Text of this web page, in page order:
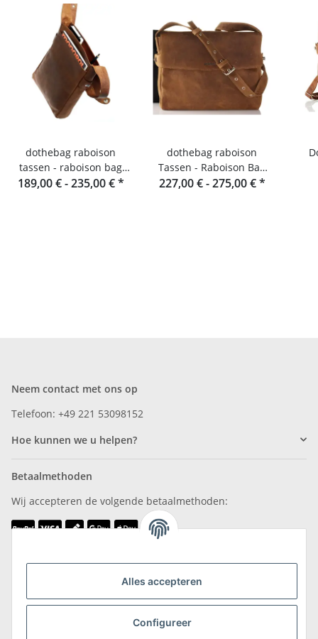
Alles accepteren
Configureer
dothebag raboison
tassen - raboison bag
upend staand formaat
189,00 € -235,00 €*
dothebag raboison
Tassen - Raboison Bag
Liggend formaat toro
227,00 € -275,00 €*
Neem contact met ons op
Telefoon: +49 221 53098152
Hoe kunnen we u helpen?
Betaalmethoden
Wij accepteren de volgende betaalmethoden: